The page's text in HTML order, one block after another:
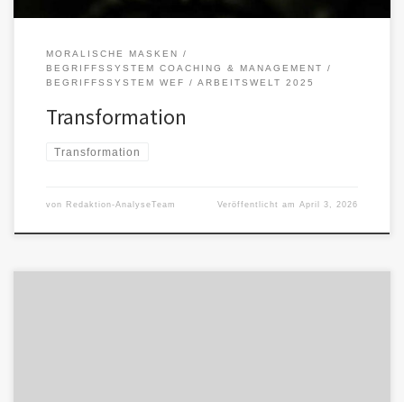
MORALISCHE MASKEN
BEGRIFFSSYSTEM COACHING & MANAGEMENT
BEGRIFFSSYSTEM WEF / ARBEITSWELT 2025
Transformation
Transformation
von Redaktion-AnalyseTeam Veröffentlicht amApril 3, 2026